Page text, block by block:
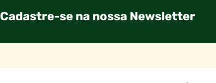
Cadastre-se na nossa Newsletter